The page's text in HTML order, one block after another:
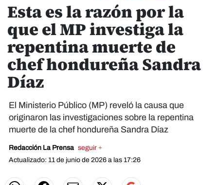
Esta es la razón por la
que el MP investiga la
repentina muerte de
chef hondureña Sandra
Díaz
El Ministerio Público (MP) reveló la causa que
originaron las investigaciones sobre la repentina
muerte de la chef hondureña Sandra Díaz
Redacción La Prensa seguir +
Actualizado: 11 de junio de 2026 a las 17:26